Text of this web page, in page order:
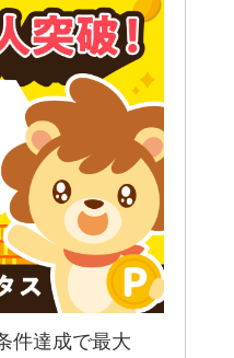
件達成で最大